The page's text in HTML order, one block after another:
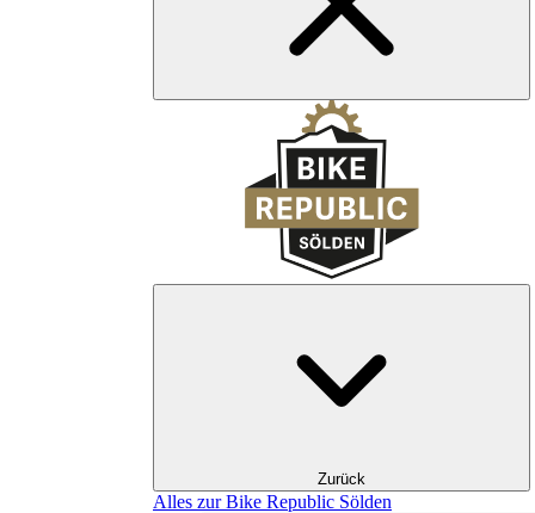
Zurück
Alles zur Bike Republic Sölden